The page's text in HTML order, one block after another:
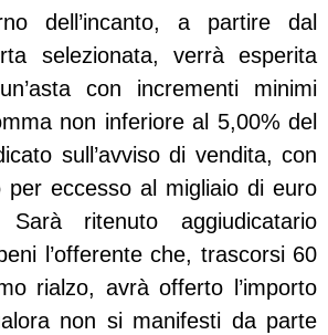
dell’incanto, a partire dal
selezionata, verrà esperita
con incrementi minimi
non inferiore al 5,00% del
sull’avviso di vendita, con
per eccesso al migliaio di euro
ritenuto aggiudicatario
l’offerente che, trascorsi 60
rialzo, avrà offerto l’importo
non si manifesti da parte